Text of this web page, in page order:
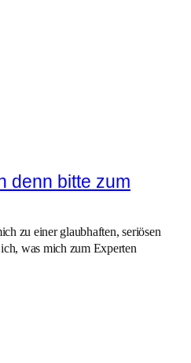
denn bitte zum
zu einer glaubhaften, seriösen
was mich zum Experten